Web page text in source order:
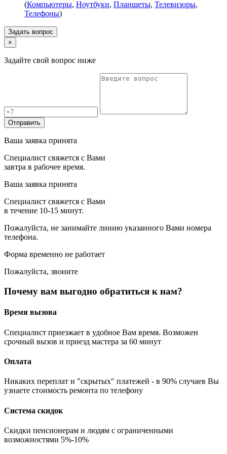
(Компьютеры, Ноутбуки, Планшеты, Телевизоры,
Телефоны)
Задать вопрос
×
Задайте свой вопрос ниже
Отправить
Ваша заявка принята
Специалист свяжется с Вами
завтра в рабочее время.
Ваша заявка принята
Специалист свяжется с Вами
в течение 10-15 минут.
Пожалуйста, не занимайте линию указанного Вами номера
телефона.
Форма временно не работает
Пожалуйста, звоните
Почему вам выгодно обратиться к нам?
Время вызова
Специалист приезжает в удобное Вам время. Возможен
срочный вызов и приезд мастера за 60 минут
Оплата
Никаких переплат и "скрытых" платежей - в 90% случаев Вы
узнаете стоимость ремонта по телефону
Система скидок
Скидки пенсионерам и людям с ограниченными
возможностями 5%-10%